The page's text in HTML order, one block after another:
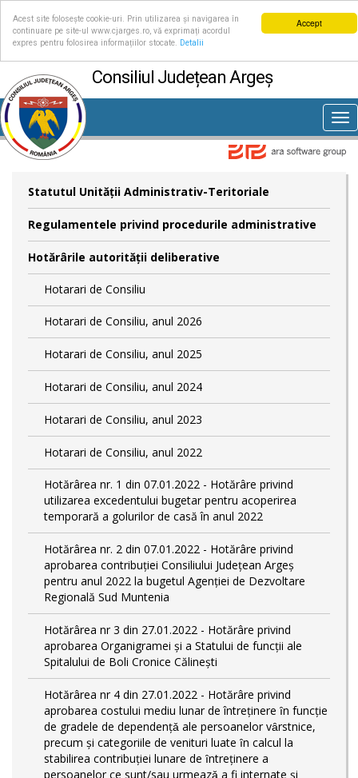
Accept
Acest site folosește cookie-uri. Prin utilizarea și navigarea în
continuare pe site-ul www.cjarges.ro, vă exprimați acordul
expres pentru folosirea informațiilor stocate.
Detalii
Consiliul Județean Argeș
Statutul Unităţii Administrativ-Teritoriale
Regulamentele privind procedurile administrative
Hotărârile autorităţii deliberative
Hotarari de Consiliu
Hotarari de Consiliu, anul 2026
Hotarari de Consiliu, anul 2025
Hotarari de Consiliu, anul 2024
Hotarari de Consiliu, anul 2023
Hotarari de Consiliu, anul 2022
Hotărârea nr. 1 din 07.01.2022 - Hotărâre privind
utilizarea excedentului bugetar pentru acoperirea
temporară a golurilor de casă în anul 2022
Hotărârea nr. 2 din 07.01.2022 - Hotărâre privind
aprobarea contribuției Consiliului Județean Argeș
pentru anul 2022 la bugetul Agenției de Dezvoltare
Regională Sud Muntenia
Hotărârea nr 3 din 27.01.2022 - Hotărâre privind
aprobarea Organigramei și a Statului de funcții ale
Spitalului de Boli Cronice Călinești
Hotărârea nr 4 din 27.01.2022 - Hotărâre privind
aprobarea costului mediu lunar de întreţinere ȋn funcție
de gradele de dependențǎ ale persoanelor vȃrstnice,
precum și categoriile de venituri luate ȋn calcul la
stabilirea contribuției lunare de ȋntreținere a
persoanelor ce sunt/sau urmeazǎ a fi internate și